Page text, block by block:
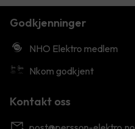
Godkjenninger
NHO Elektro medlem
Nkom godkjent
Kontakt oss